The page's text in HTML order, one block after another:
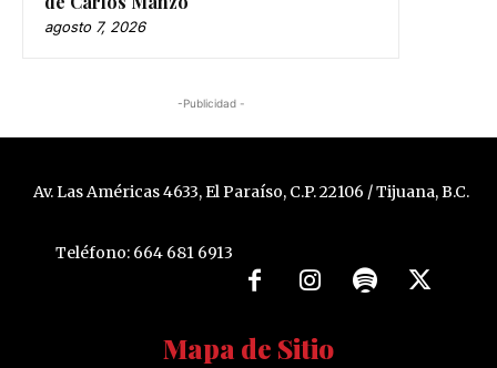
agosto 7, 2026
-Publicidad -
Av. Las Américas 4633, El Paraíso, C.P. 22106 / Tijuana, B.C.
Teléfono: 664 681 6913
Mapa de Sitio